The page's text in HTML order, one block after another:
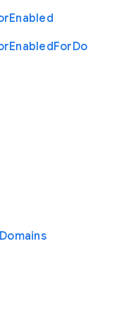
Enabled
EnabledForDo
Domains